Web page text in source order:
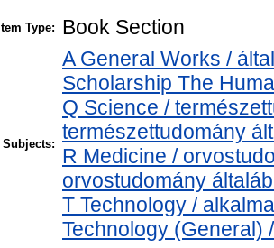
Item Type: Book Section
Subjects:
A General Works /
Scholarship The
Q Science /
természettudomány
R Medicine /
orvostudomány
T Technology /
Technology (General)